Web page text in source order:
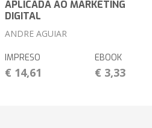
APLICADA AO MARKETING
DIGITAL
ANDRE AGUIAR
IMPRESO
€ 14,61
EBOOK
€ 3,33